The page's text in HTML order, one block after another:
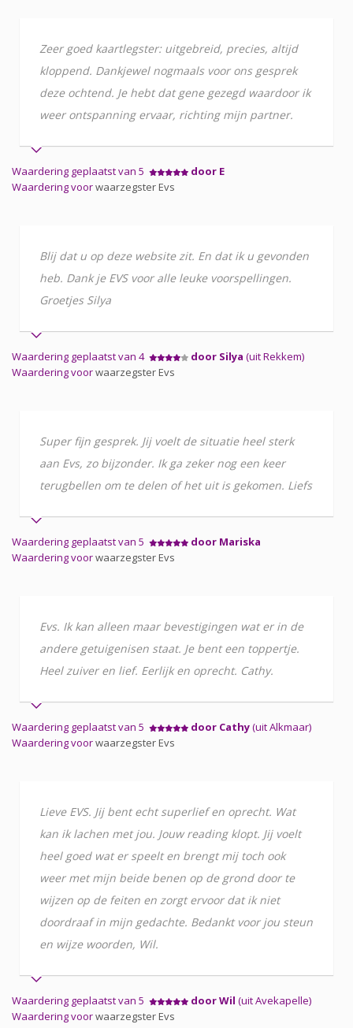
Zeer goed kaartlegster: uitgebreid, precies, altijd
kloppend. Dankjewel nogmaals voor ons gesprek
deze ochtend. Je hebt dat gene gezegd waardoor ik
weer ontspanning ervaar, richting mijn partner.
Waardering geplaatst van 5
door E
Waardering voorwaarzegster Evs
Blij dat u op deze website zit. En dat ik u gevonden
heb. Dank je EVS voor alle leuke voorspellingen.
Groetjes Silya
Waardering geplaatst van 4 door Silya (uit Rekkem)
Waardering voorwaarzegster Evs
Super fijn gesprek. Jij voelt de situatie heel sterk
aan Evs, zo bijzonder. Ik ga zeker nog een keer
terugbellen om te delen of het uit is gekomen. Liefs
Waardering geplaatst van 5
door Mariska
Waardering voorwaarzegster Evs
Evs. Ik kan alleen maar bevestigingen wat er in de
andere getuigenisen staat. Je bent een toppertje.
Heel zuiver en lief. Eerlijk en oprecht. Cathy.
Waardering geplaatst van 5 door Cathy(uit Alkmaar)
Waardering voorwaarzegster Evs
Lieve EVS. Jij bent echt superlief en oprecht. Wat
kan ik lachen met jou. Jouw reading klopt. Jij voelt
heel goed wat er speelt en brengt mij toch ook
weer met mijn beide benen op de grond door te
wijzen op de feiten en zorgt ervoor dat ik niet
doordraaf in mijn gedachte. Bedankt voor jou steun
en wijze woorden, Wil.
Waardering geplaatst van 5 door Wil (uit Avekapelle)
Waardering voorwaarzegster Evs